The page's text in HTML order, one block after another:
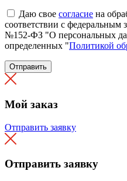
Даю свое согласие на
соответствии с федеральным
№152-ФЗ "О персональных
определенных "Политикой
Отправить
Мой заказ
Отправить заявку
Отправить заявку